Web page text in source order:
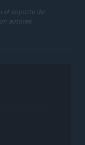
el soporte de
autores